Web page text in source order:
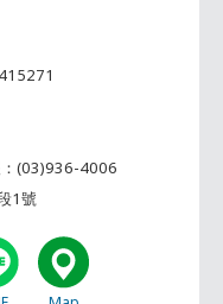
：(03)936-4006
1號